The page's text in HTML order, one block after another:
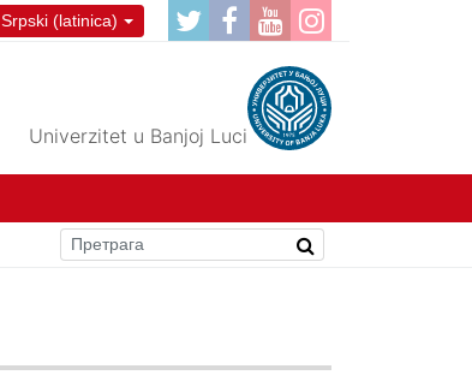
Srpski (latinica)
Univerzitet u Banjoj Luci